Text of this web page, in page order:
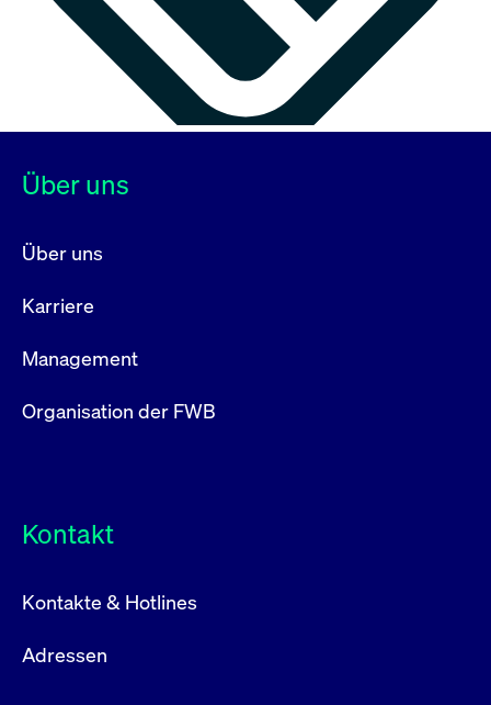
Über uns
Über uns
Karriere
Management
Organisation der FWB
Kontakt
Kontakte & Hotlines
Adressen